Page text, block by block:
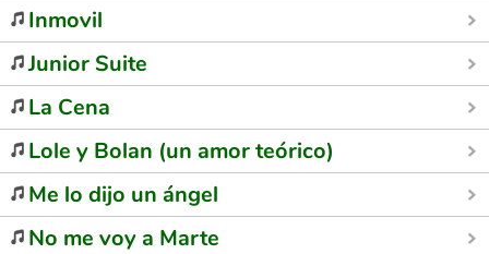
Inmovil
Junior Suite
La Cena
Lole y Bolan (un amor teórico)
Me lo dijo un ángel
No me voy a Marte